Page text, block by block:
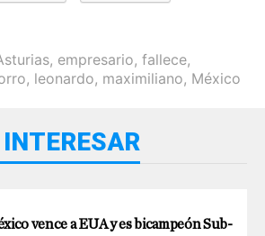
, empresario, fallece,
, leonardo, maximiliano, México
vence a EUA y es bicampeón Sub-